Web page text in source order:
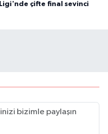
Ligi'nde çifte final sevinci